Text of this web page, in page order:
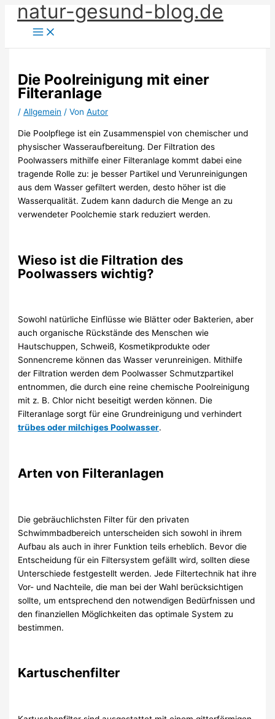
Zum
Inhalt
springen
natur-gesund-blog.de
Die Poolreinigung mit einer
Filteranlage
/Allgemein / VonAutor
Die Poolpflege ist ein Zusammenspiel von chemischer und
physischer Wasseraufbereitung. Der Filtration des
Poolwassers mithilfe einer Filteranlage kommt dabei eine
tragende Rolle zu: je besser Partikel und Verunreinigungen
aus dem Wasser gefiltert werden, desto höher ist die
Wasserqualität. Zudem kann dadurch die Menge an zu
verwendeter Poolchemie stark reduziert werden.
Wieso ist die Filtration des
Poolwassers wichtig?
Sowohl natürliche Einflüsse wie Blätter oder Bakterien, aber
auch organische Rückstände des Menschen wie
Hautschuppen, Schweiß, Kosmetikprodukte oder
Sonnencreme können das Wasser verunreinigen. Mithilfe
der Filtration werden dem Poolwasser Schmutzpartikel
entnommen, die durch eine reine chemische Poolreinigung
mit z. B. Chlor nicht beseitigt werden können. Die
Filteranlage sorgt für eine Grundreinigung und verhindert
trübes oder milchiges Poolwasser.
Arten von Filteranlagen
Die gebräuchlichsten Filter für den privaten
Schwimmbadbereich unterscheiden sich sowohl in ihrem
Aufbau als auch in ihrer Funktion teils erheblich. Bevor die
Entscheidung für ein Filtersystem gefällt wird, sollten diese
Unterschiede festgestellt werden. Jede Filtertechnik hat ihre
Vor- und Nachteile, die man bei der Wahl berücksichtigen
sollte, um entsprechend den notwendigen Bedürfnissen und
den finanziellen Möglichkeiten das optimale System zu
bestimmen.
Kartuschenfilter